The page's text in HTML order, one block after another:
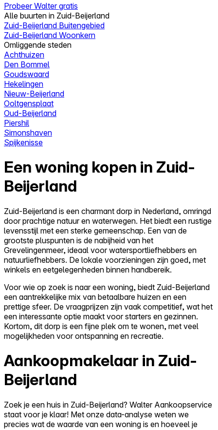
Probeer Walter gratis
Alle buurten in Zuid-Beijerland
Zuid-Beijerland Buitengebied
Zuid-Beijerland Woonkern
Omliggende steden
Achthuizen
Den Bommel
Goudswaard
Hekelingen
Nieuw-Beijerland
Ooltgensplaat
Oud-Beijerland
Piershil
Simonshaven
Spijkenisse
Een woning kopen in Zuid-
Beijerland
Zuid-Beijerland is een charmant dorp in Nederland, omringd
door prachtige natuur en waterwegen. Het biedt een rustige
levensstijl met een sterke gemeenschap. Een van de
grootste pluspunten is de nabijheid van het
Grevelingenmeer, ideaal voor watersportliefhebbers en
natuurliefhebbers. De lokale voorzieningen zijn goed, met
winkels en eetgelegenheden binnen handbereik.
Voor wie op zoek is naar een woning, biedt Zuid-Beijerland
een aantrekkelijke mix van betaalbare huizen en een
prettige sfeer. De vraagprijzen zijn vaak competitief, wat het
een interessante optie maakt voor starters en gezinnen.
Kortom, dit dorp is een fijne plek om te wonen, met veel
mogelijkheden voor ontspanning en recreatie.
Aankoopmakelaar in Zuid-
Beijerland
Zoek je een huis in Zuid-Beijerland? Walter Aankoopservice
staat voor je klaar! Met onze data-analyse weten we
precies wat de waarde van een woning is en hoeveel je